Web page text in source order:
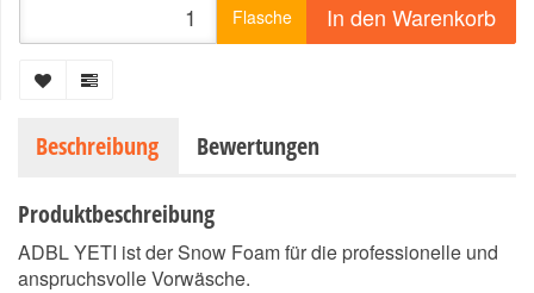
Flasche In den Warenkorb
Beschreibung Bewertungen
Produktbeschreibung
ADBL YETI ist der Snow Foam für die professionelle und
anspruchsvolle Vorwäsche.